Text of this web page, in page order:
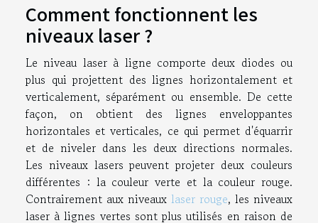
Comment fonctionnent les
niveaux laser ?
Le niveau laser à ligne comporte deux diodes ou
plus qui projettent des lignes horizontalement et
verticalement, séparément ou ensemble. De cette
façon, on obtient des lignes enveloppantes
horizontales et verticales, ce qui permet d'équarrir
et de niveler dans les deux directions normales.
Les niveaux lasers peuvent projeter deux couleurs
différentes : la couleur verte et la couleur rouge.
Contrairement aux niveaux laser rouge, les niveaux
laser à lignes vertes sont plus utilisés en raison de